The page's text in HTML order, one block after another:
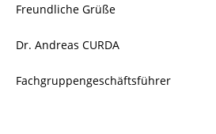
Freundliche Grüße
Dr. Andreas CURDA
Fachgruppengeschäftsführer